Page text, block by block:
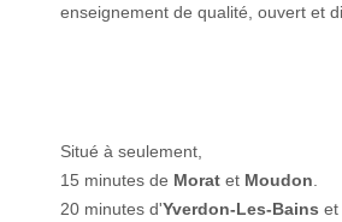
enseignement de qualité, ouvert et
Situé à seulement,
15 minutes de Morat et Moudon
20 minutes d'Yverdon-Les-Bains et